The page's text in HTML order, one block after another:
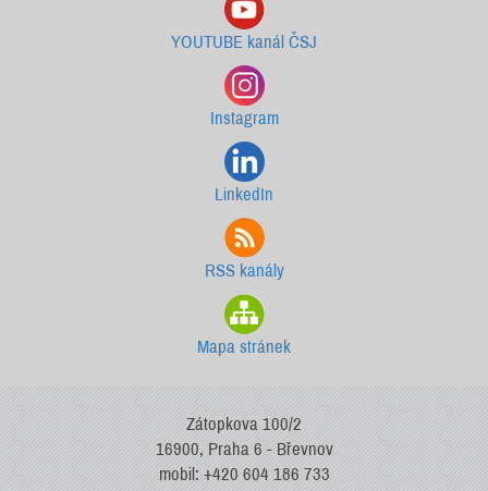
YOUTUBE kanál ČSJ
Instagram
LinkedIn
RSS kanály
Mapa stránek
Zátopkova 100/2
16900, Praha 6 - Břevnov
mobil: +420 604 186 733